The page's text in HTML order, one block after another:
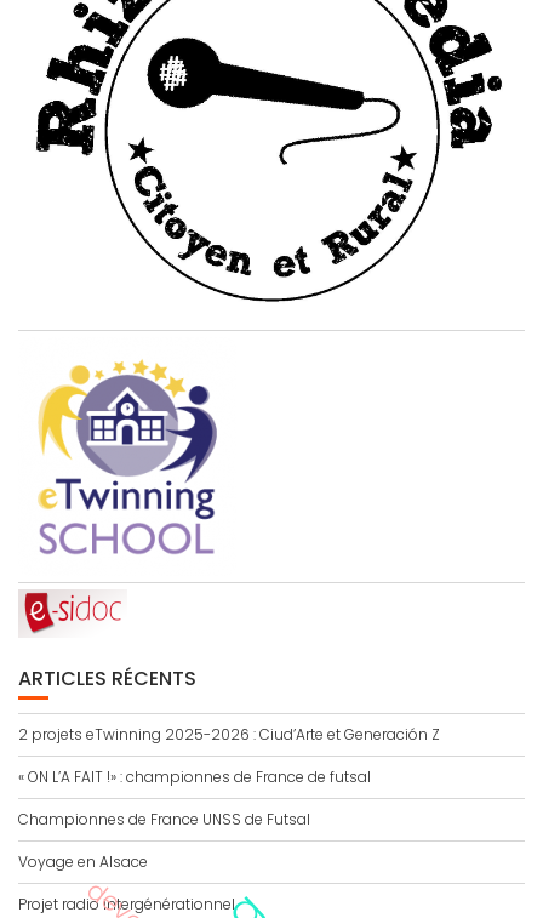
ARTICLES RÉCENTS
2 projets eTwinning 2025-2026 : Ciud’Arte et Generación Z
« ON L’A FAIT !» : championnes de France de futsal
Championnes de France UNSS de Futsal
Voyage en Alsace
Projet radio intergénérationnel